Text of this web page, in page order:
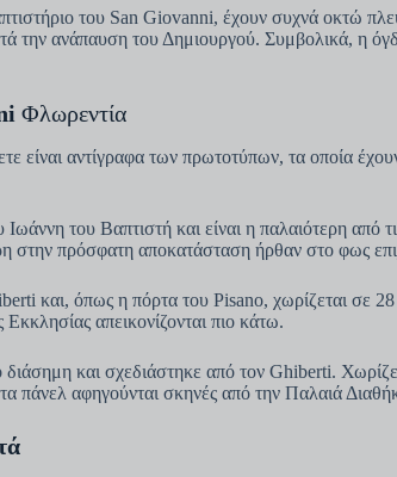
του San Giovanni, έχουν συχνά οκτώ
την ανάπαυση του Δημιουργού. Συμβολικά, η
Φλωρεντία
είναι αντίγραφα των πρωτοτύπων, τα οποία
του Βαπτιστή και είναι η παλαιότερη
στην πρόσφατη αποκατάσταση ήρθαν στο φως
και, όπως η πόρτα του Pisano, χωρίζεται σε
Εκκλησίας απεικονίζονται πιο κάτω.
και σχεδιάστηκε από τον Ghiberti.
πάνελ αφηγούνται σκηνές από την Παλαιά